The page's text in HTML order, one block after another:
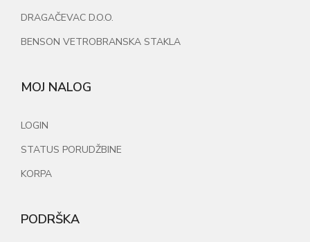
DRAGAČEVAC D.O.O.
BENSON VETROBRANSKA STAKLA
MOJ NALOG
LOGIN
STATUS PORUDŽBINE
KORPA
PODRŠKA